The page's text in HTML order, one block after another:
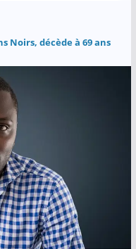
Noirs, décède à 69 ans